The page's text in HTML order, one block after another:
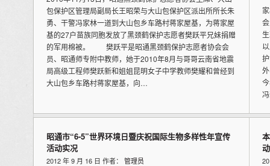
包保护区管理局副局长王昭荣与大山包保护区派出所所长朱
勇、干警冯家林一道到大山包乡车路村蒋家屋基，为蒋家屋
基的27户苗族同胞发放了黑颈鹤保护志愿者樊跃平兄妹捐赠
的军用棉被。 樊跃平是昭通黑颈鹤保护志愿者协会会
员、昭通师专附中教师，她于2010年8月与哥哥云南省地震
局高级工程师樊跃新和姐姐昆明女子中学教师樊耀和曾经到
大山包乡车路村蒋家屋基，向…
昭通市“6-5”世界环境日暨庆祝国际生物多样性年宣传
活动实况
2012 年 9 月 16 日 作者： 管理员
动